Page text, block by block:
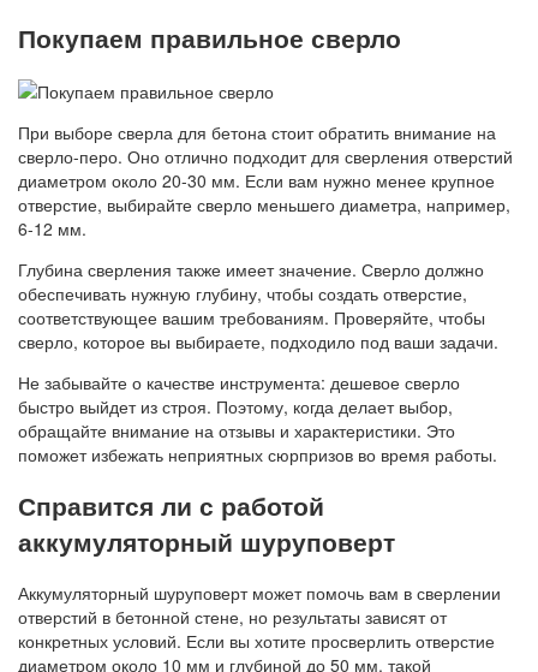
Покупаем правильное сверло
При выборе сверла для бетона стоит обратить внимание на
сверло-перо. Оно отлично подходит для сверления отверстий
диаметром около 20-30 мм. Если вам нужно менее крупное
отверстие, выбирайте сверло меньшего диаметра, например,
6-12 мм.
Глубина сверления также имеет значение. Сверло должно
обеспечивать нужную глубину, чтобы создать отверстие,
соответствующее вашим требованиям. Проверяйте, чтобы
сверло, которое вы выбираете, подходило под ваши задачи.
Не забывайте о качестве инструмента: дешевое сверло
быстро выйдет из строя. Поэтому, когда делает выбор,
обращайте внимание на отзывы и характеристики. Это
поможет избежать неприятных сюрпризов во время работы.
Справится ли с работой
аккумуляторный шуруповерт
Аккумуляторный шуруповерт может помочь вам в сверлении
отверстий в бетонной стене, но результаты зависят от
конкретных условий. Если вы хотите просверлить отверстие
диаметром около 10 мм и глубиной до 50 мм, такой